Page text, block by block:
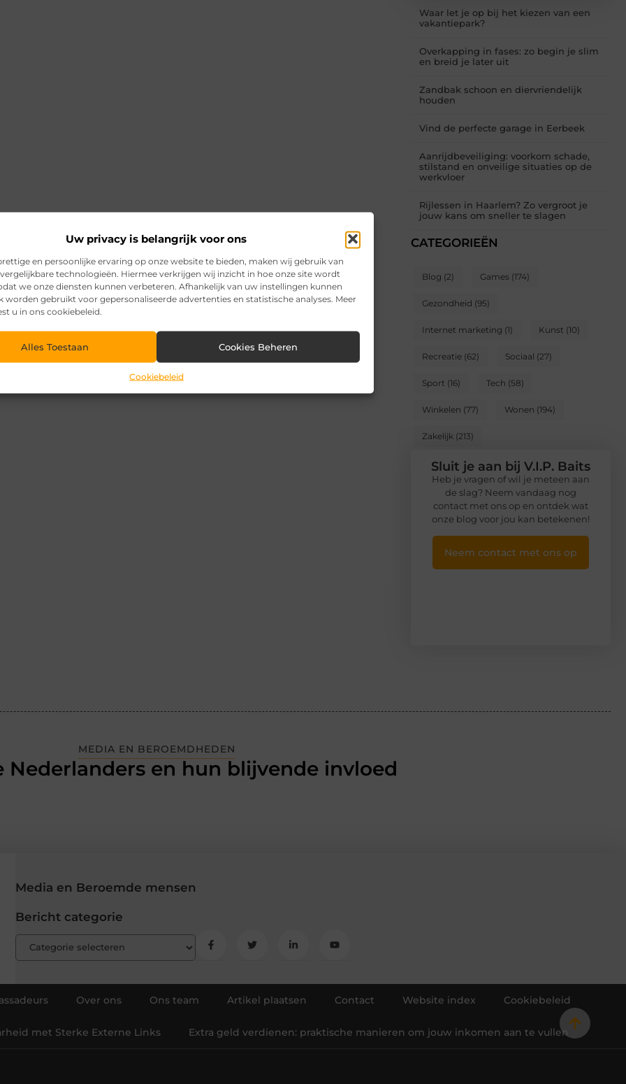
Uw privacy is belangrijk voor ons
en persoonlijke ervaring op onze website te bieden, maken wij gebruik van
technologieën. Hiermee verkrijgen wij inzicht in hoe onze site wordt
we onze diensten kunnen verbeteren. Afhankelijk van uw instellingen kunnen
worden gebruikt voor gepersonaliseerde advertenties en statistische analyses. Meer
u in ons cookiebeleid.
Alles Toestaan Cookies Beheren
Cookiebeleid
Waar let je op bij het kiezen van een
vakantiepark?
Overkapping in fases: zo begin je slim
en breid je later uit
Zandbak schoon en diervriendelijk
houden
Vind de perfecte garage in Eerbeek
Aanrijdbeveiliging: voorkom schade,
stilstand en onveilige situaties op de
werkvloer
Rijlessen in Haarlem? Zo vergroot je
jouw kans om sneller te slagen
CATEGORIEËN
Blog (2) Games (174)
Gezondheid (95)
Internet marketing (1) Kunst (10)
Recreatie (62) Sociaal (27)
Sport (16) Tech (58)
Winkelen (77) Wonen (194)
Zakelijk (213)
Sluit je aan bij V.I.P. Baits
Heb je vragen of wil je meteen aan
de slag? Neem vandaag nog
contact met ons op en ontdek wat
onze blog voor jou kan betekenen!
Neem contact met ons op
MEDIA EN BEROEMDHEDEN
Nederlanders en hun blijvende invloed
Media en Beroemde mensen
Bericht categorie
Over ons Ons team Artikel plaatsen Contact Website index Cookiebeleid
met Sterke Externe Links Extra geld verdienen: praktische manieren om jouw inkomen aan te vullen